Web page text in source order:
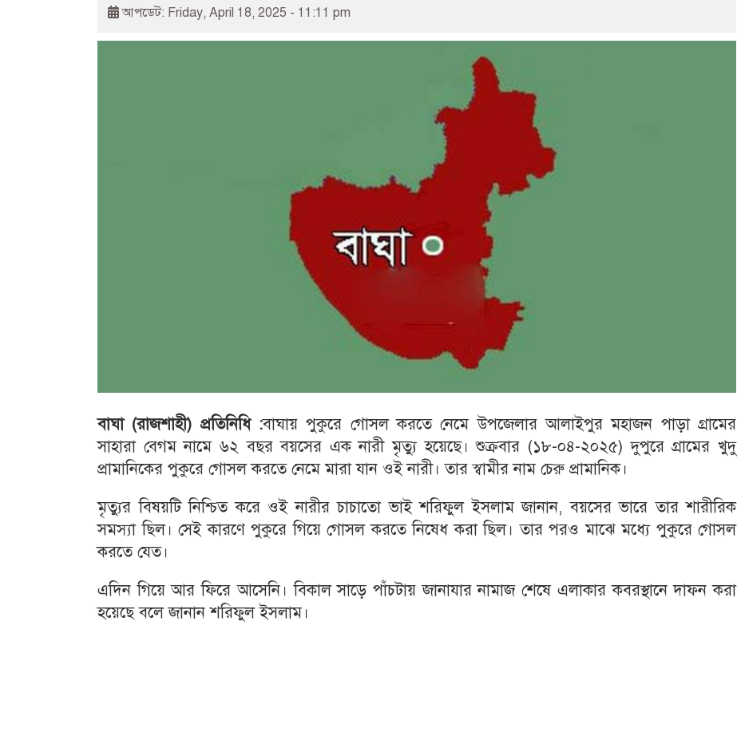
আপডেট: Friday, April 18, 2025 - 11:11 pm
বাঘা(রাজশাহী) প্রতিনিধি:বাঘায় পুকুরে গোসল করতে নেমে উপজেলার আলাইপুর মহাজন পাড়া গ্রামের
সাহারা বেগম নামে ৬২ বছর বয়সের এক নারী মৃত্যু হয়েছে। শুক্রবার (১৮-০৪-২০২৫) দুপুরে গ্রামের খুদু
প্রামানিকের পুকুরে গোসল করতে নেমে মারা যান ওই নারী। তার স্বামীর নাম চেরু প্রামানিক।
মৃত্যুর বিষয়টি নিশ্চিত করে ওই নারীর চাচাতো ভাই শরিফুল ইসলাম জানান, বয়সের ভারে তার শারীরিক
সমস্যা ছিল। সেই কারণে পুকুরে গিয়ে গোসল করতে নিষেধ করা ছিল। তার পরও মাঝে মধ্যে পুকুরে গোসল
করতে যেত।
এদিন গিয়ে আর ফিরে আসেনি। বিকাল সাড়ে পাঁচটায় জানাযার নামাজ শেষে এলাকার কবরস্থানে দাফন করা
হয়েছে বলে জানান শরিফুল ইসলাম।